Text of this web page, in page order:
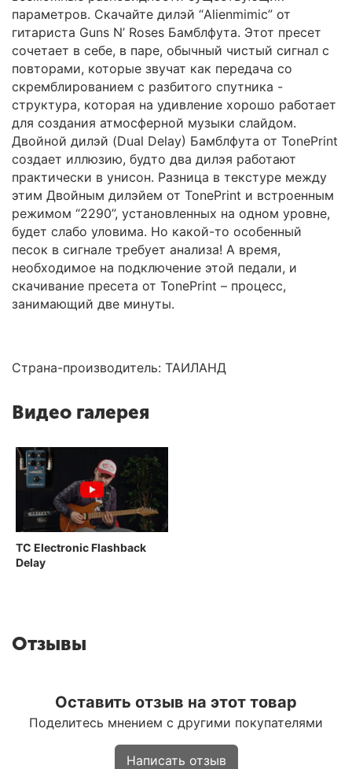
параметров. Скачайте дилэй “Alienmimic” от
гитариста Guns N’ Roses Бамблфута. Этот пресет
сочетает в себе, в паре, обычный чистый сигнал с
повторами, которые звучат как передача со
скремблированием с разбитого спутника -
структура, которая на удивление хорошо работает
для создания атмосферной музыки слайдом.
Двойной дилэй (Dual Delay) Бамблфута от TonePrint
создает иллюзию, будто два дилэя работают
практически в унисон. Разница в текстуре между
этим Двойным дилэйем от TonePrint и встроенным
режимом “2290”, установленных на одном уровне,
будет слабо уловима. Но какой-то особенный
песок в сигнале требует анализа! А время,
необходимое на подключение этой педали, и
скачивание пресета от TonePrint – процесс,
занимающий две минуты.
Страна-производитель: ТАИЛАНД
Видео галерея
TC Electronic Flashback
Delay
Отзывы
Оставить отзыв на этот товар
Поделитесь мнением с другими покупателями
Написать отзыв